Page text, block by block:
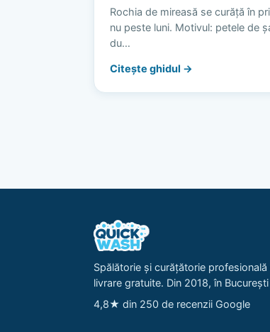
Rochia de mireasă se curăță în
nu peste luni. Motivul: petele de
du…
Citește ghidul →
Spălătorie și curățătorie profesională
livrare gratuite. Din 2018, în
4,8★ din 250 de recenzii Google